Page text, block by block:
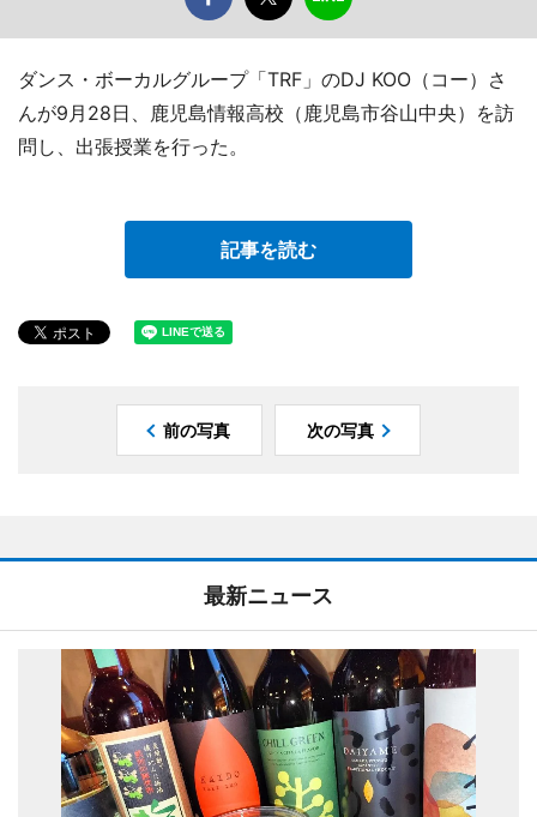
ダンス・ボーカルグループ「TRF」のDJ KOO（コー）さ
んが9月28日、鹿児島情報高校（鹿児島市谷山中央）を訪
問し、出張授業を行った。
記事を読む
前の写真 次の写真
最新ニュース